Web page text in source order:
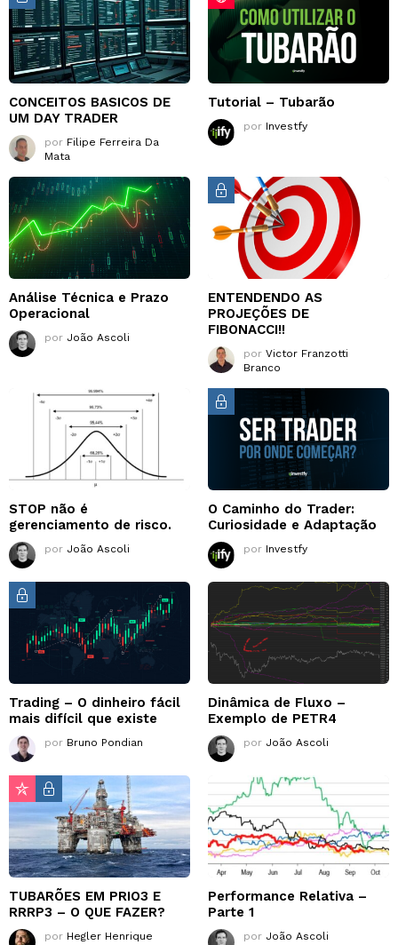
CONCEITOS BASICOS DE
UM DAY TRADER
por Filipe Ferreira Da
Mata
Tutorial – Tubarão
por Investfy
Análise Técnica e Prazo
Operacional
por João Ascoli
ENTENDENDO AS
PROJEÇÕES DE
FIBONACCI!!
por Victor Franzotti
Branco
STOP não é
gerenciamento de risco.
por João Ascoli
O Caminho do Trader:
Curiosidade e Adaptação
por Investfy
Trading – O dinheiro fácil
mais difícil que existe
por Bruno Pondian
Dinâmica de Fluxo –
Exemplo de PETR4
por João Ascoli
TUBARÕES EM PRIO3 E
RRRP3 – O QUE FAZER?
por Hegler Henrique
Performance Relativa –
Parte 1
por João Ascoli